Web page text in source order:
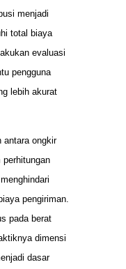
menjadi
total biaya
evaluasi
pengguna
lebih akurat
antara ongkir
perhitungan
pengiriman.
pada berat
dimensi
dasar